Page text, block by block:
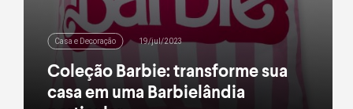
Casa e Decoração 19/jul/2023
Coleção Barbie: transforme sua
casa em uma Barbielândia